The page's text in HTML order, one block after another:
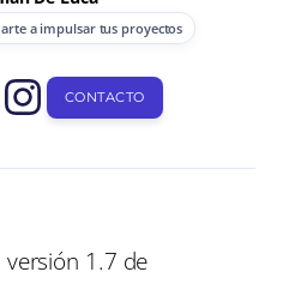
a impulsar tus proyectos
Instagram
CONTACTO
versión 1.7 de